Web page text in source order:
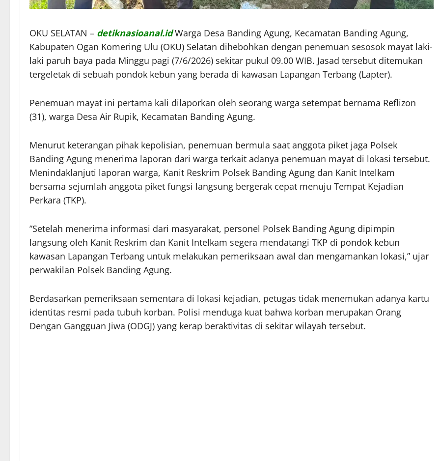
OKU SELATAN – detiknasioanal.idWarga Desa Banding Agung, Kecamatan Banding Agung,
Kabupaten Ogan Komering Ulu (OKU) Selatan dihebohkan dengan penemuan sesosok mayat laki-
laki paruh baya pada Minggu pagi (7/6/2026) sekitar pukul 09.00 WIB. Jasad tersebut ditemukan
tergeletak di sebuah pondok kebun yang berada di kawasan Lapangan Terbang (Lapter).
​Penemuan mayat ini pertama kali dilaporkan oleh seorang warga setempat bernama Reflizon
(31), warga Desa Air Rupik, Kecamatan Banding Agung.
​Menurut keterangan pihak kepolisian, penemuan bermula saat anggota piket jaga Polsek
Banding Agung menerima laporan dari warga terkait adanya penemuan mayat di lokasi tersebut.
Menindaklanjuti laporan warga, Kanit Reskrim Polsek Banding Agung dan Kanit Intelkam
bersama sejumlah anggota piket fungsi langsung bergerak cepat menuju Tempat Kejadian
Perkara (TKP).
​”Setelah menerima informasi dari masyarakat, personel Polsek Banding Agung dipimpin
langsung oleh Kanit Reskrim dan Kanit Intelkam segera mendatangi TKP di pondok kebun
kawasan Lapangan Terbang untuk melakukan pemeriksaan awal dan mengamankan lokasi,” ujar
perwakilan Polsek Banding Agung.
Berdasarkan pemeriksaan sementara di lokasi kejadian, petugas tidak menemukan adanya kartu
identitas resmi pada tubuh korban. Polisi menduga kuat bahwa korban merupakan Orang
Dengan Gangguan Jiwa (ODGJ) yang kerap beraktivitas di sekitar wilayah tersebut.